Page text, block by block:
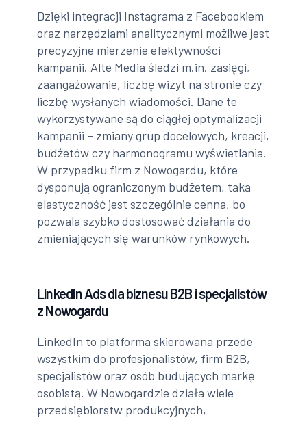
Dzięki integracji Instagrama z Facebookiem
oraz narzędziami analitycznymi możliwe jest
precyzyjne mierzenie efektywności
kampanii. Alte Media śledzi m.in. zasięgi,
zaangażowanie, liczbę wizyt na stronie czy
liczbę wysłanych wiadomości. Dane te
wykorzystywane są do ciągłej optymalizacji
kampanii – zmiany grup docelowych, kreacji,
budżetów czy harmonogramu wyświetlania.
W przypadku firm z Nowogardu, które
dysponują ograniczonym budżetem, taka
elastyczność jest szczególnie cenna, bo
pozwala szybko dostosować działania do
zmieniających się warunków rynkowych.
LinkedIn Ads dla biznesu B2B i specjalistów
z Nowogardu
LinkedIn to platforma skierowana przede
wszystkim do profesjonalistów, firm B2B,
specjalistów oraz osób budujących markę
osobistą. W Nowogardzie działa wiele
przedsiębiorstw produkcyjnych,